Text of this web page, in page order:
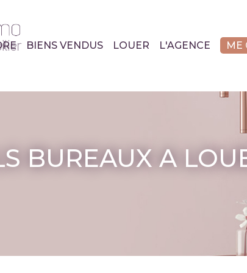
BIENS VENDUS LOUER L'AGENCE ME
BUREAUX A